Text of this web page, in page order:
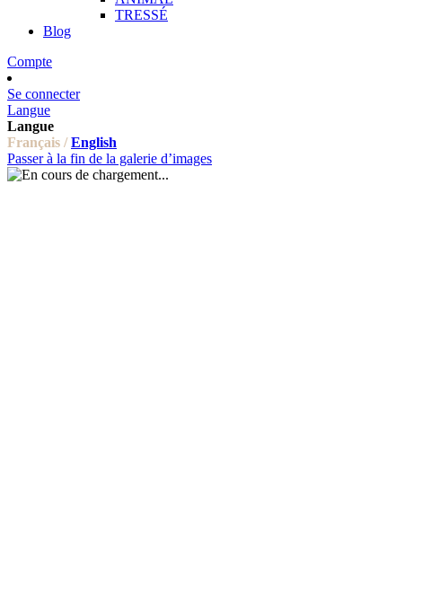
TRESSÉ
Blog
Compte
Se connecter
Langue
Langue
Français / English
Passer à la fin de la galerie d’images